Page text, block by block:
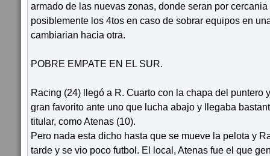
armado de las nuevas zonas, donde seran por
posiblemente los 4tos en caso de sobrar equipos en
cambiarian hacia otra.
POBRE EMPATE EN EL SUR.
Racing (24) llegó a R. Cuarto con la chapa del puntero
gran favorito ante uno que lucha abajo y llegaba
titular, como Atenas (10).
Pero nada esta dicho hasta que se mueve la pelota y
tarde y se vio poco futbol. El local, Atenas fue el que